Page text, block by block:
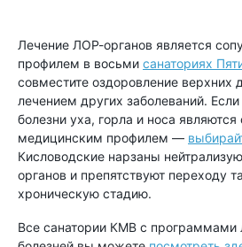
Лечение ЛОР-органов является
профилем в восьми санаториях
совместите оздоровление верхних
лечением других заболеваний.
болезни уха, горла и носа
медицинским профилем —
Кисловодские нарзаны
органов и препятствуют переходу
хроническую стадию.
Все санатории КМВ с программами